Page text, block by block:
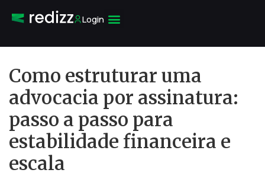
Login
Como estruturar uma
advocacia por assinatura:
passo a passo para
estabilidade financeira e
escala